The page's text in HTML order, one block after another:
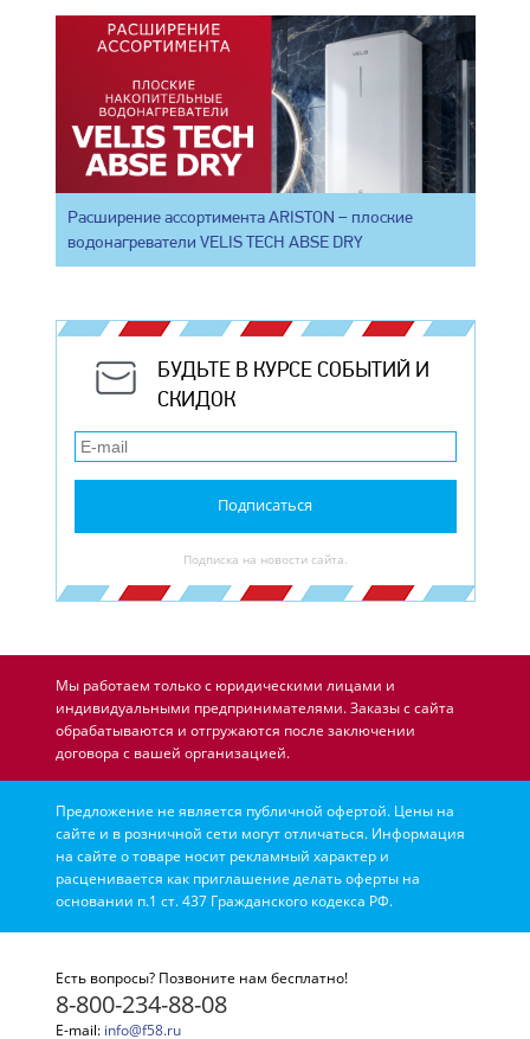
Расширение ассортимента ARISTON – плоские
водонагреватели VELIS TECH ABSE DRY
БУДЬТЕ В КУРСЕ СОБЫТИЙ И
СКИДОК
Подписаться
Подписка на новости сайта.
Мы работаем только с юридическими лицами и
индивидуальными предпринимателями. Заказы с сайта
обрабатываются и отгружаются после заключении
договора с вашей организацией.
Предложение не является публичной офертой. Цены на
сайте и в розничной сети могут отличаться. Информация
на сайте о товаре носит рекламный характер и
расценивается как приглашение делать оферты на
основании п.1 ст. 437 Гражданского кодекса РФ.
Есть вопросы? Позвоните нам бесплатно!
8-800-234-88-08
E-mail: info@f58.ru